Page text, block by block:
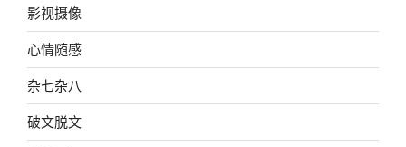
影视摄像
心情随感
杂七杂八
破文脱文